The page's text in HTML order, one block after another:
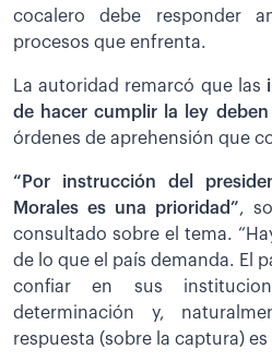
cocalero debe responder
procesos que enfrenta.
La autoridad remarcó que las
de hacer cumplir la ley
órdenes de aprehensión que
“Por instrucción del
Morales es una prioridad”,
consultado sobre el tema.
de lo que el país demanda. El
confiar en sus
determinación y,
respuesta (sobre la captura)